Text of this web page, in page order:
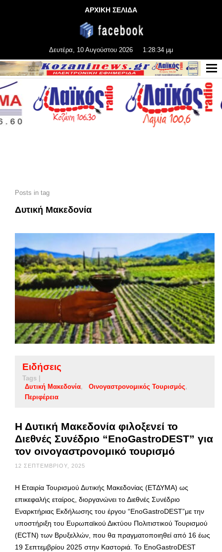
ΑΡΧΙΚΗ ΣΕΛΙΔΑ
Δευτέρα, 10 Αυγούστου 2026 1:28:36 μμ
Posts in tag
Δυτική Μακεδονία
Ειδήσεις
Tags |
Δυτική Μακεδονία
Οινογαστρονομικός Τουρισμός
Περιφέρεια
Η Δυτική Μακεδονία φιλοξενεί το
Διεθνές Συνέδριο “EnoGastroDEST” για
τον οινογαστρονομικό τουρισμό
12 ΣΕΠΤΕΜΒΡΊΟΥ, 2025
Η Εταιρία Τουρισμού Δυτικής Μακεδονίας (ΕΤΔΥΜΑ) ως
επικεφαλής εταίρος, διοργανώνει το Διεθνές Συνέδριο
Εναρκτήριας Εκδήλωσης του έργου “EnoGastroDEST”με την
υποστήριξη του Ευρωπαϊκού Δικτύου Πολιτιστικού Τουρισμού
(ECTN) των Βρυξελλών, που θα πραγματοποιηθεί από 16 έως
19 Σεπτεμβρίου 2025 στην Καστοριά. Το EnoGastroDEST